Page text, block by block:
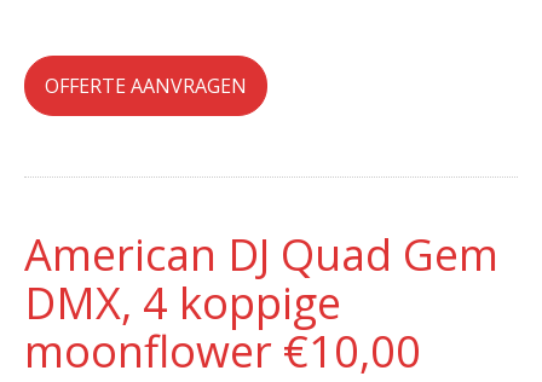
OFFERTE AANVRAGEN
American DJ Quad Gem
DMX, 4 koppige
moonflower €10,00